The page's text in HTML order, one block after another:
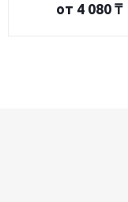
от 4 080 ₸